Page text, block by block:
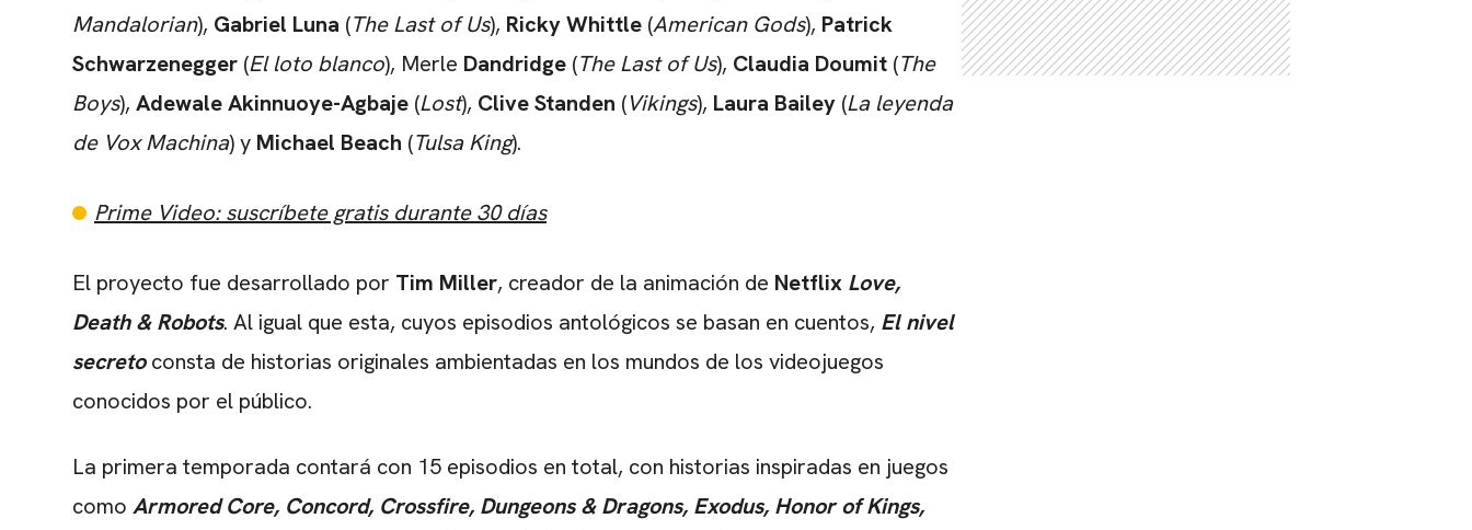
Mandalorian), Gabriel Luna (The Last of Us), Ricky Whittle (American Gods), Patrick
Schwarzenegger (El loto blanco), Merle Dandridge (The Last of Us), Claudia Doumit (The
Boys), Adewale Akinnuoye-Agbaje (Lost), Clive Standen (Vikings), Laura Bailey (La leyenda
de Vox Machina) y Michael Beach (Tulsa King).
Prime Video: suscríbete gratis durante 30 días
El proyecto fue desarrollado por Tim Miller, creador de la animación de Netflix Love,
Death & Robots. Al igual que esta, cuyos episodios antológicos se basan en cuentos, El nivel
secretoconsta de historias originales ambientadas en los mundos de los videojuegos
conocidos por el público.
La primera temporada contará con 15 episodios en total, con historias inspiradas en juegos
como Armored Core, Concord, Crossfire, Dungeons & Dragons, Exodus, Honor of Kings,